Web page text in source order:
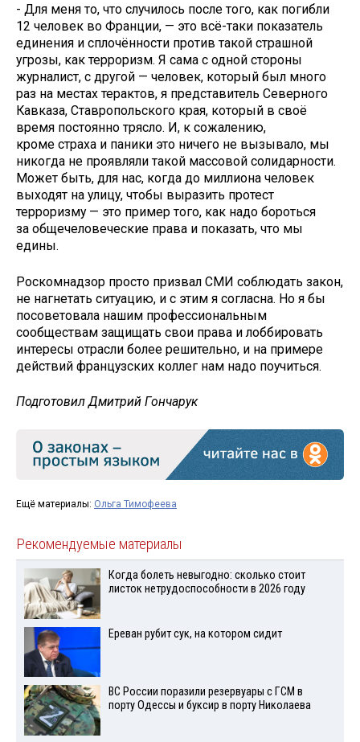
- Для меня то, что случилось после того, как погибли
12 человек во Франции, — это всё-таки показатель
единения и сплочённости против такой страшной
угрозы, как терроризм. Я сама с одной стороны
журналист, с другой — человек, который был много
раз на местах терактов, я представитель Северного
Кавказа, Ставропольского края, который в своё
время постоянно трясло. И, к сожалению,
кроме страха и паники это ничего не вызывало, мы
никогда не проявляли такой массовой солидарности.
Может быть, для нас, когда до миллиона человек
выходят на улицу, чтобы выразить протест
терроризму — это пример того, как надо бороться
за общечеловеческие права и показать, что мы
едины.
Роскомнадзор просто призвал СМИ соблюдать закон,
не нагнетать ситуацию, и с этим я согласна. Но я бы
посоветовала нашим профессиональным
сообществам защищать свои права и лоббировать
интересы отрасли более решительно, и на примере
действий французских коллег нам надо поучиться.
Подготовил Дмитрий Гончарук
Ещё материалы: Ольга Тимофеева
Рекомендуемые материалы
Когда болеть невыгодно: сколько стоит
листок нетрудоспособности в 2026 году
Ереван рубит сук, на котором сидит
ВС России поразили резервуары с ГСМ в
порту Одессы и буксир в порту Николаева